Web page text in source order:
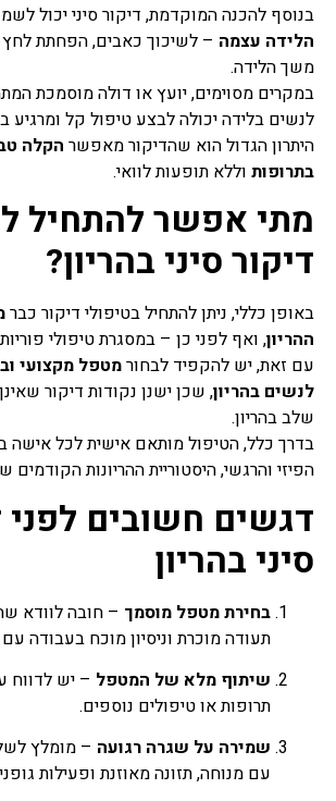
בנוסף להכנה המוקדמת, דיקור סיני יכול
הלידה עצמה – לשיכוך כאבים, הפחתת לחץ
משך הלידה.
במקרים מסוימים, יועץ או דולה מוסמכת
לנשים בלידה יכולה לבצע טיפול קל ומרגיע
היתרון הגדול הוא שהדיקור מאפשר הקלה
בתרופות וללא תופעות לוואי.
מתי אפשר להתחיל
דיקור סיני בהריון?
באופן כללי, ניתן להתחיל בטיפולי דיקור כבר
ההריון, ואף לפני כן – במסגרת טיפולי
עם זאת, יש להקפיד לבחורמטפל מקצועי
לנשים בהריון, שכן ישנן נקודות דיקור
שלב בהריון.
בדרך כלל, הטיפול מותאם אישית לכל
הפיזי והרגשי, היסטוריית ההריונות הקודמים
דגשים חשובים לפני
סיני בהריון
בחירת מטפל מוסמך – חובה לוודא
תעודה מוכרת וניסיון מוכח בעבודה
שיתוף מלא של המטפל – יש לדווח
תרופות או טיפולים נוספים.
שמירה על שגרה רגועה – מומלץ
עם מנוחה, תזונה מאוזנת ופעילות